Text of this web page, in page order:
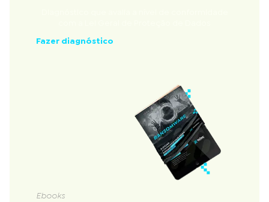
Fazer diagnóstico
Ebooks